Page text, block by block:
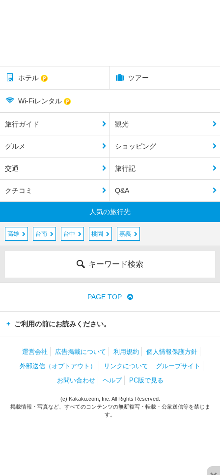
ホテル ツアー
Wi-Fiレンタル
旅行ガイド 観光
グルメ ショッピング
交通 旅行記
クチコミ Q&A
人気の旅行先
高雄 台南 台中 桃園 嘉義
キーワード検索
PAGE TOP
ご利用の前にお読みください。
運営会社 広告掲載について 利用規約
個人情報保護方針
外部送信（オプトアウト）
リンクについて
グループサイト
お問い合わせ
ヘルプ PC版で見る
(c) Kakaku.com, Inc. All Rights Reserved.
掲載情報・写真など、すべてのコンテンツの無断複写・転載・公衆送信等を禁じま
す。